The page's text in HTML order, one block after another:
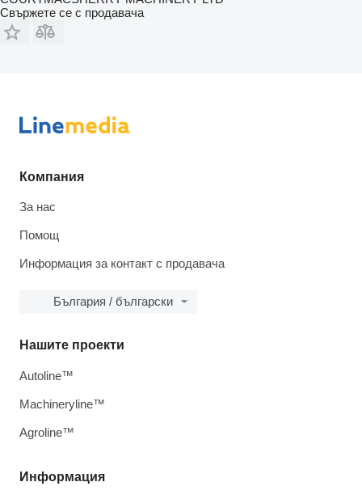
Свържете се с продавача
Компания
За нас
Помощ
Информация за контакт с продавача
България / български
Информация
Нашите проекти
Autoline™
Machineryline™
Agroline™